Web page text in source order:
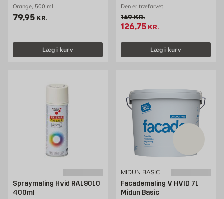
Orange, 500 ml
Pris 79.95 kr. /stk
79,95 KR.
Læg i kurv
Den er træfarvet
Gammel pris 169 kr. /stk
169KR.
Tilbudspris 126.75 kr. /stk
126,75 KR.
Læg i kurv
Spraymaling Hvid RAL9010
400ml
MIDUN BASIC
Facademaling V HVID 7L
Midun Basic